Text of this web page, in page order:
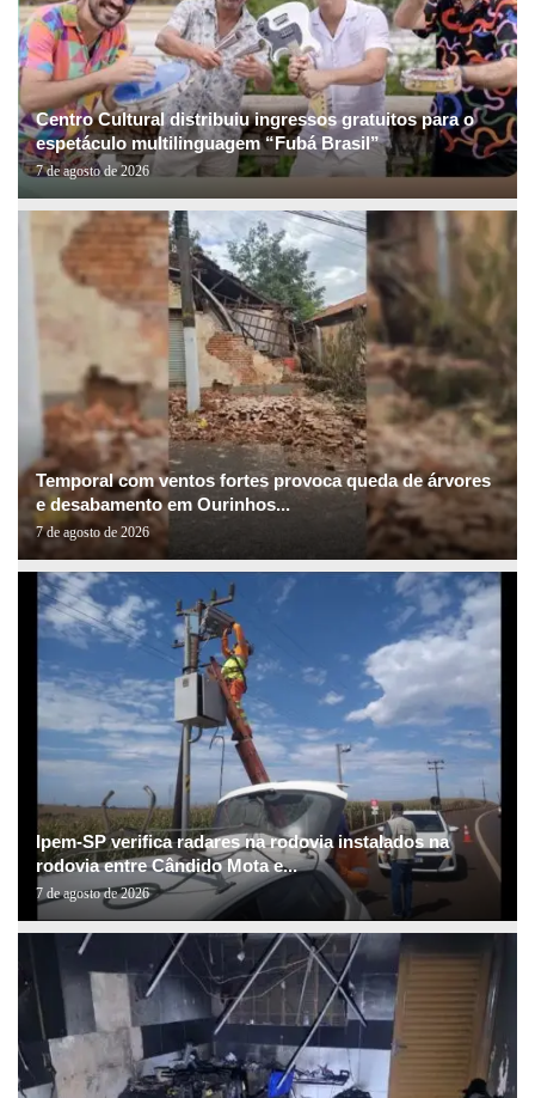
Centro Cultural distribuiu ingressos gratuitos para o
espetáculo multilinguagem “Fubá Brasil”
7 de agosto de 2026
Temporal com ventos fortes provoca queda de árvores
e desabamento em Ourinhos...
7 de agosto de 2026
Ipem-SP verifica radares na rodovia instalados na
rodovia entre Cândido Mota e...
7 de agosto de 2026